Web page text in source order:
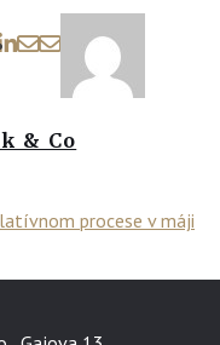
& Co
procese v máji